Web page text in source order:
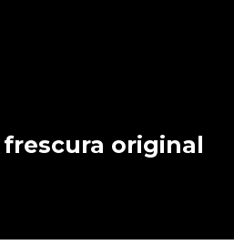
frescura original